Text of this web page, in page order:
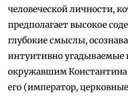
человеческой личности,
предполагает высокое
глубокие смыслы,
интуитивно
окружавшим
его (император,